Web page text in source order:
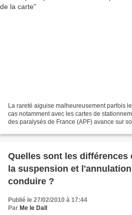
La rareté aiguise malheureusement parfois
cas notamment avec les cartes de
des paralysés de France (APF) avance sur
Quelles sont les différences
la suspension et
conduire ?
Publié le 27/02/2010 à 17:44
Par Me le Dall